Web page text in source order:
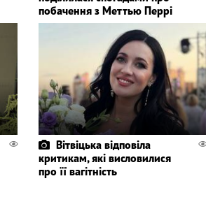
побачення з Меттью Перрі
Вітвіцька відповіла
критикам, які висловилися
про її вагітність